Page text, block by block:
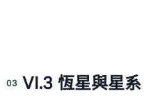
03 VI.3 恆星與星系